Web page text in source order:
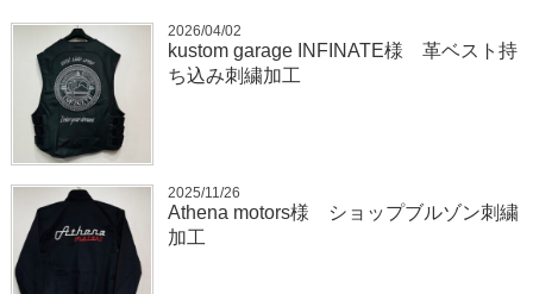
2026/04/02
kustom garage INFINATE様 革ベスト持
ち込み刺繍加工
2025/11/26
Athena motors様 ショップブルゾン刺繍
加工